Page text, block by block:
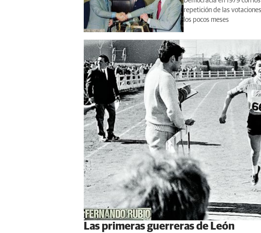
repetición de las
los pocos meses
Las primeras guerreras de León